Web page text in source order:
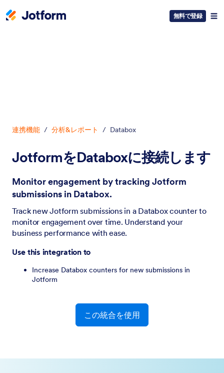
無料で登録
連携機能 / 分析&レポート / Databox
JotformをDataboxに接続します
Monitor engagement by tracking Jotform
submissions in Databox.
Track new Jotform submissions in a Databox counter to
monitor engagement over time. Understand your
business performance with ease.
Use this integration to
Increase Databox counters for new submissions in
Jotform
この統合を使用